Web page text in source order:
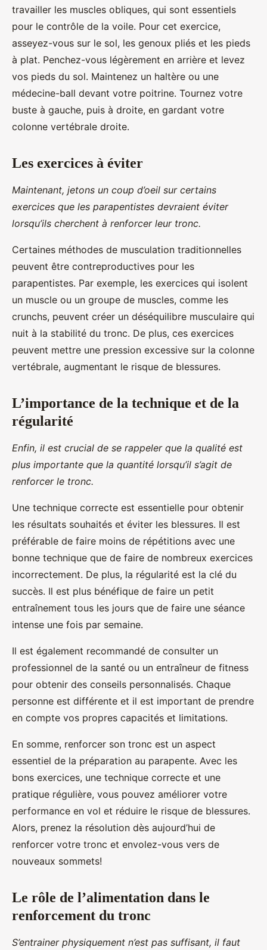
travailler les muscles obliques, qui sont essentiels
pour le contrôle de la voile. Pour cet exercice,
asseyez-vous sur le sol, les genoux pliés et les pieds
à plat. Penchez-vous légèrement en arrière et levez
vos pieds du sol. Maintenez un haltère ou une
médecine-ball devant votre poitrine. Tournez votre
buste à gauche, puis à droite, en gardant votre
colonne vertébrale droite.
Les exercices à éviter
Maintenant, jetons un coup d’oeil sur certains
exercices que les parapentistes devraient éviter
lorsqu’ils cherchent à renforcer leur tronc.
Certaines méthodes de musculation traditionnelles
peuvent être contreproductives pour les
parapentistes. Par exemple, les exercices qui isolent
un muscle ou un groupe de muscles, comme les
crunchs, peuvent créer un déséquilibre musculaire qui
nuit à la stabilité du tronc. De plus, ces exercices
peuvent mettre une pression excessive sur la colonne
vertébrale, augmentant le risque de blessures.
L’importance de la technique et de la
régularité
Enfin, il est crucial de se rappeler que la qualité est
plus importante que la quantité lorsqu’il s’agit de
renforcer le tronc.
Une technique correcte est essentielle pour obtenir
les résultats souhaités et éviter les blessures. Il est
préférable de faire moins de répétitions avec une
bonne technique que de faire de nombreux exercices
incorrectement. De plus, la régularité est la clé du
succès. Il est plus bénéfique de faire un petit
entraînement tous les jours que de faire une séance
intense une fois par semaine.
Il est également recommandé de consulter un
professionnel de la santé ou un entraîneur de fitness
pour obtenir des conseils personnalisés. Chaque
personne est différente et il est important de prendre
en compte vos propres capacités et limitations.
En somme, renforcer son tronc est un aspect
essentiel de la préparation au parapente. Avec les
bons exercices, une technique correcte et une
pratique régulière, vous pouvez améliorer votre
performance en vol et réduire le risque de blessures.
Alors, prenez la résolution dès aujourd’hui de
renforcer votre tronc et envolez-vous vers de
nouveaux sommets!
Le rôle de l’alimentation dans le
renforcement du tronc
S’entrainer physiquement n’est pas suffisant, il faut